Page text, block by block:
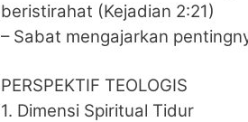
beristirahat (Kejadian 2:21)
– Sabat mengajarkan
PERSPEKTIF TEOLOGIS
1. Dimensi Spiritual Tidur